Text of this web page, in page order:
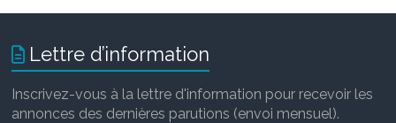
Lettre d’information
Inscrivez-vous à la lettre d'information pour recevoir les
annonces des dernières parutions (envoi mensuel).